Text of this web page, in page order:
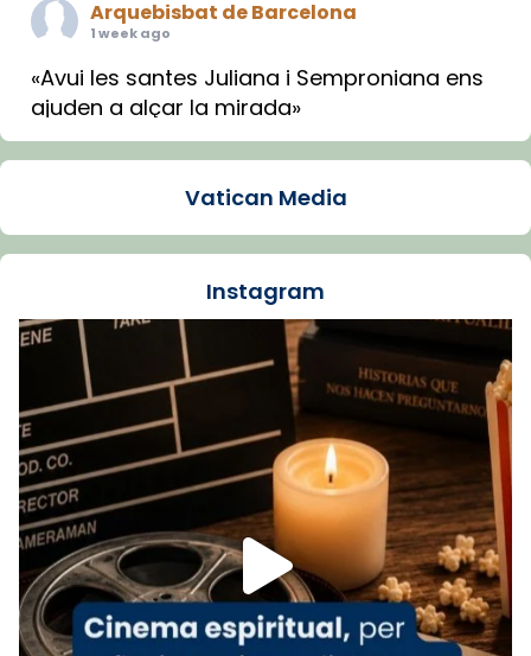
Arquebisbat de Barcelona
1 week ago
«Avui les santes Juliana i Semproniana ens
ajuden a alçar la mirada»
Mons. Sergi Gordo, bisbe de Tortosa, ha
Santes de Mataró.
🔗tinyurl.com/cvu5jmbk
Foto
View on Facebook Share
Arquebisbat de Barcelonais at Catedral
de Barcelona.
1 week ago
Aquest dilluns, 27 de juliol, ha tingut lloc la
missa d’acció de gràcies en agraïment al
comitè organitzador de la visita apostòlica
del Sant Pare Lleó XIV a Barcelona, i als
col·laboradors, a la Catedral de Barcelona.
Vatican Media
Instagram